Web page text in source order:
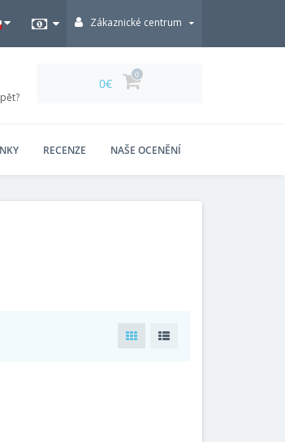
Zákaznické centrum
0€
0
RECENZE NAŠE OCENĚNÍ